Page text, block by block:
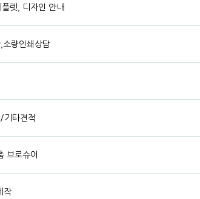
렛, 디자인 안내
소량인쇄상담
기타견적
브로슈어
작